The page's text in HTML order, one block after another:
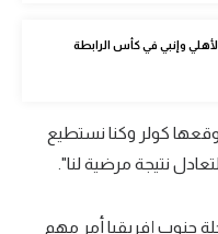
وإنبي في كأس الرابطة
كولر وكنا نستطيع
نتيجة مرضية لنا".
جنوب إفريقيا أمر مهم